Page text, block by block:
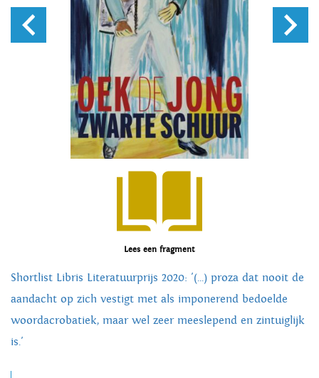
Lees een fragment
Shortlist Libris Literatuurprijs 2020: '(...) proza dat nooit de
aandacht op zich vestigt met als imponerend bedoelde
woordacrobatiek, maar wel zeer meeslepend en zintuiglijk
is.'